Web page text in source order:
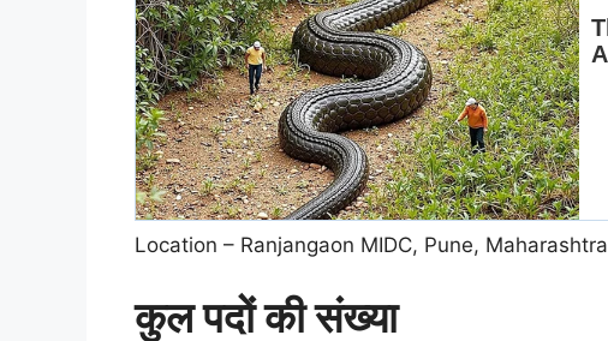
Location – Ranjangaon MIDC, Pune, Maharashtra
कुल पदों की संख्या